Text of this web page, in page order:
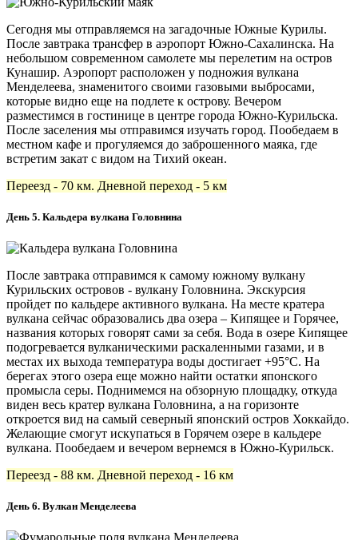
Сегодня мы отправляемся на загадочные Южные Курилы.
После завтрака трансфер в аэропорт Южно-Сахалинска. На
небольшом современном самолете мы перелетим на остров
Кунашир. Аэропорт расположен у подножия вулкана
Менделеева, знаменитого своими газовыми выбросами,
которые видно еще на подлете к острову. Вечером
разместимся в гостинице в центре города Южно-Курильска.
После заселения мы отправимся изучать город. Пообедаем в
местном кафе и прогуляемся до заброшенного маяка, где
встретим закат с видом на Тихий океан.
Переезд - 70 км. Дневной переход - 5 км
День 5. Кальдера вулкана Головнина
После завтрака отправимся к самому южному вулкану
Курильских островов - вулкану Головнина. Экскурсия
пройдет по кальдере активного вулкана. На месте кратера
вулкана сейчас образовались два озера – Кипящее и Горячее,
названия которых говорят сами за себя. Вода в озере Кипящее
подогревается вулканическими раскаленными газами, и в
местах их выхода температура воды достигает +95°C. На
берегах этого озера еще можно найти остатки японского
промысла серы. Поднимемся на обзорную площадку, откуда
виден весь кратер вулкана Головнина, а на горизонте
откроется вид на самый северный японский остров Хоккайдо.
Желающие смогут искупаться в Горячем озере в кальдере
вулкана. Пообедаем и вечером вернемся в Южно-Курильск.
Переезд - 88 км. Дневной переход - 16 км
День 6. Вулкан Менделеева